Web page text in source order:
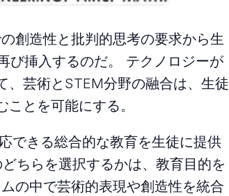
創造性と批判的思考の要求から生
び挿入するのだ。 テクノロジーが
、芸術とSTEM分野の融合は、生徒
とを可能にする。
できる総合的な教育を生徒に提供
ちらを選択するかは、教育目的を
の中で芸術的表現や創造性を統合